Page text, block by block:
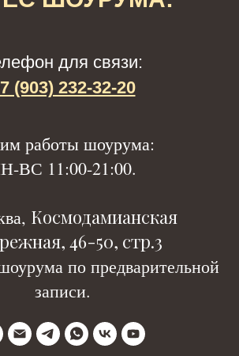
для связи:
(903) 232-32-20
работы шоурума:
ВС 11:00-21:00.
Космодамианская
46-50, стр.3
по предварительной
записи.